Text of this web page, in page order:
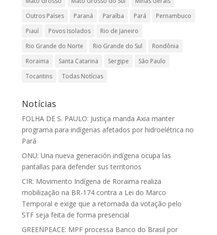
Outros Países
Paraná Paraíba Pará
Pernambuco
Piauí
Povos Isolados
Rio de Janeiro
Rio Grande do Norte
Rio Grande do Sul
Rondônia
Roraima
Santa Catarina Sergipe
São Paulo
Tocantins
Todas Notícias
Notícias
FOLHA DE S. PAULO: Justiça manda Axia manter
programa para indígenas afetados por hidroelétrica no
Pará
ONU: Una nueva generación indígena ocupa las
pantallas para defender sus territorios
CIR: Movimento Indígena de Roraima realiza
mobilização na BR-174 contra a Lei do Marco
Temporal e exige que a retomada da votação pelo
STF seja feita de forma presencial
GREENPEACE: MPF processa Banco do Brasil por